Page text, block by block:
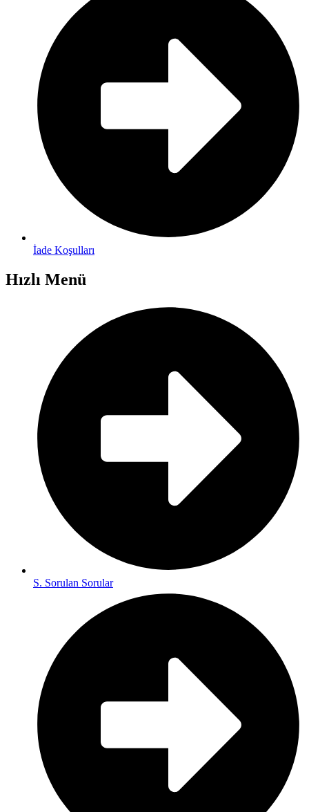
İade Koşulları
Hızlı Menü
S. Sorulan Sorular